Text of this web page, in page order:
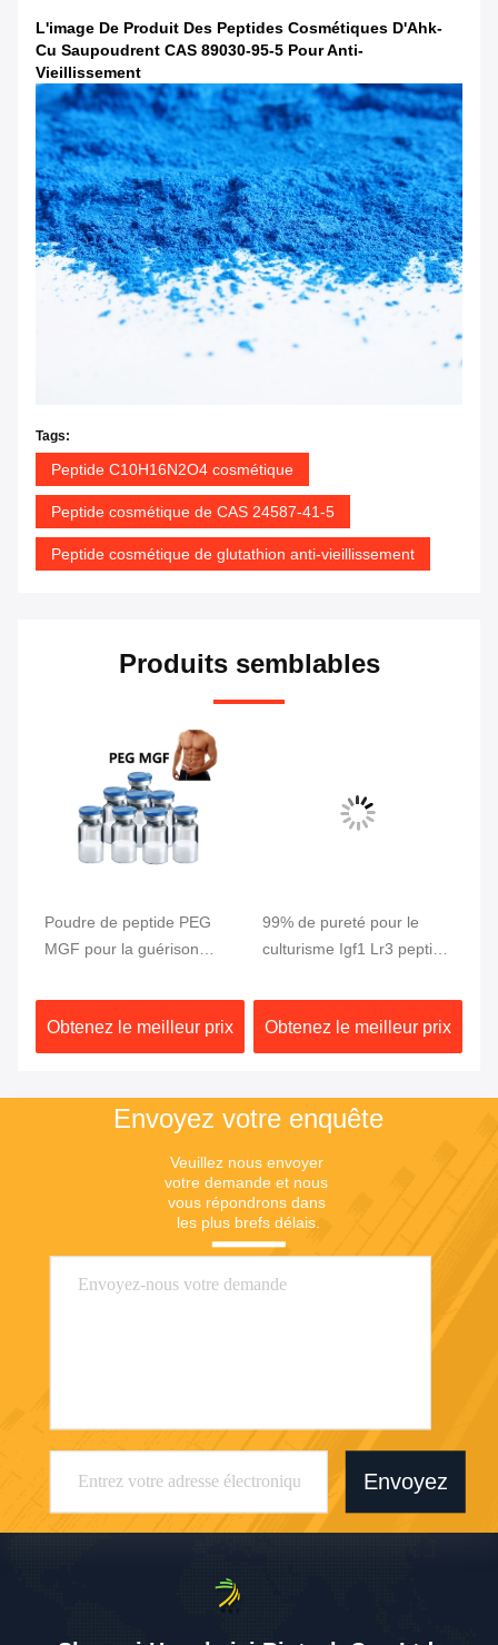
L'image De Produit Des Peptides Cosmétiques D'Ahk-
Cu Saupoudrent CAS 89030-95-5 Pour Anti-
Vieillissement
Tags:
Peptide C10H16N2O4 cosmétique
Peptide cosmétique de CAS 24587-41-5
Peptide cosmétique de glutathion anti-vieillissement
Produits semblables
Poudre de peptide PEG
MGF pour la guérison
mg/flacon
Obtenez le meilleur prix
99% de pureté pour le
culturisme Igf1 Lr3 peptide
Obtenez le meilleur prix
Envoyez votre enquête
Veuillez nous envoyer
votre demande et nous
vous répondrons dans
les plus brefs délais.
Envoyez